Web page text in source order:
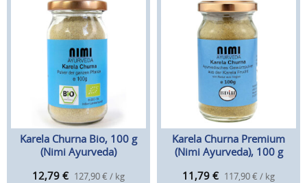
Karela Churna Bio, 100 g
(Nimi Ayurveda)
12,79 € 127,90 € / kg
Karela Churna Premium
(Nimi Ayurveda), 100 g
11,79 € 117,90 € / kg